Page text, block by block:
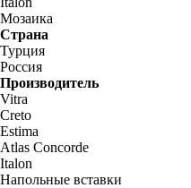
Мозаика
Страна
Турция
Россия
Производитель
Vitra
Creto
Estima
Atlas Concorde
Italon
Напольные вставки